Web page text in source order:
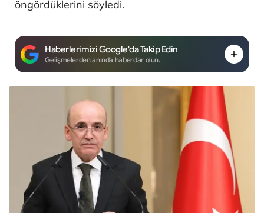
öngördüklerini söyledi.
Haberlerimizi Google'da Takip Edin
Gelişmelerden anında haberdar olun.